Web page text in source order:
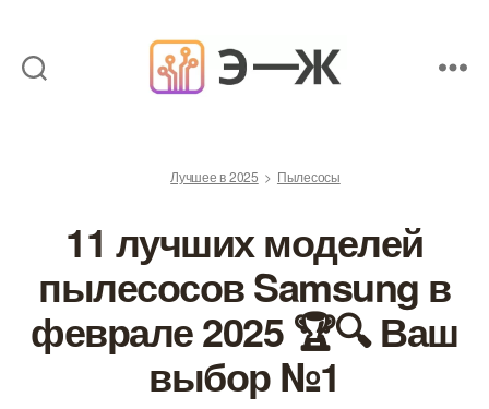
экспертов
Лучшее в 2025 Пылесосы
11 лучших моделей
пылесосов Samsung в
феврале 2025 🏆🔍 Ваш
выбор №1